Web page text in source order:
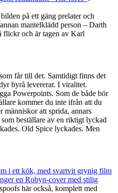
på ett gäng prelater och
mantelklädd person – Darth
flickr och är tagen av Karl
får till det. Samtidigt finns det
byrå levererar. I viralitet.
Powerpoints. Som de både bör
kommer du inte ifrån att du
människor att sprida, annars
beställare av en riktigt lyckad
Old Spice lyckades. Men
i ett kök, med svartvit grynig film
en Robyn-cover med stilig
här också, komplett med